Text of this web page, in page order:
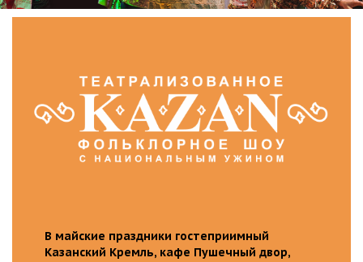
В майские праздники гостеприимный
Казанский Кремль, кафе Пушечный двор,